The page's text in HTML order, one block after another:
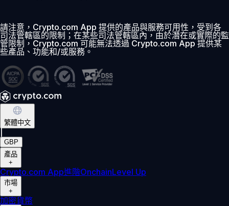
請注意，Crypto.com App 提供的產品與服務可用性，受到各
司法管轄區的限制；在某些司法管轄區內，由於潛在或實際的監
管限制，Crypto.com 可能無法透過 Crypto.com App 提供某
些產品、功能和/或服務。
繁體中文
GBP
產品
+
Crypto.com App進階OnchainLevel Up
市場
+
加密貨幣